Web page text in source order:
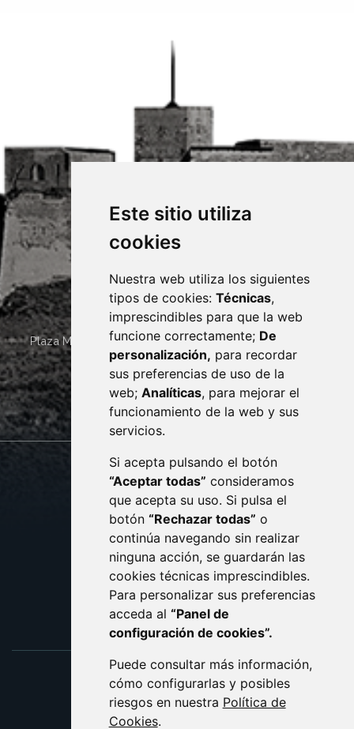
Este sitio utiliza
cookies
Nuestra web utiliza los siguientes
tipos de cookies: Técnicas,
imprescindibles para que la web
funcione correctamente; De
personalización, para recordar
sus preferencias de uso de la
web; Analíticas, para mejorar el
funcionamiento de la web y sus
servicios.
Si acepta pulsando el botón
“Aceptar todas” consideramos
que acepta su uso. Si pulsa el
botón “Rechazar todas” o
continúa navegando sin realizar
ninguna acción, se guardarán las
cookies técnicas imprescindibles.
Para personalizar sus preferencias
acceda al “Panel de
configuración de cookies”.
Puede consultar más información,
cómo configurarlas y posibles
riesgos en nuestra Política de
Cookies.
Plaza Mayor 4 22400 MONZÓN - ARAGÓN (ESPAÑA)
· (34) 974 400 700 ·
sac@monzon.es
monzon.es
CONTACTO
AVISO LEGAL
PROTECCIÓN DE DATOS
POLÍTICA DE COOKIES
ACCESIBILIDAD
ENLACE EXTERNO AL